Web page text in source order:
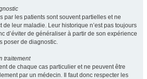
par les patients sont souvent partielles et ne
de leur maladie. Leur historique n’est pas toujours
d’éviter de généraliser à partir de son expérience
poser de diagnostic.
traitement
de chaque cas particulier et ne peuvent être
par un médecin. Il faut donc respecter les